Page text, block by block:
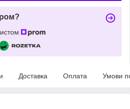
Доставка Оплата Умови